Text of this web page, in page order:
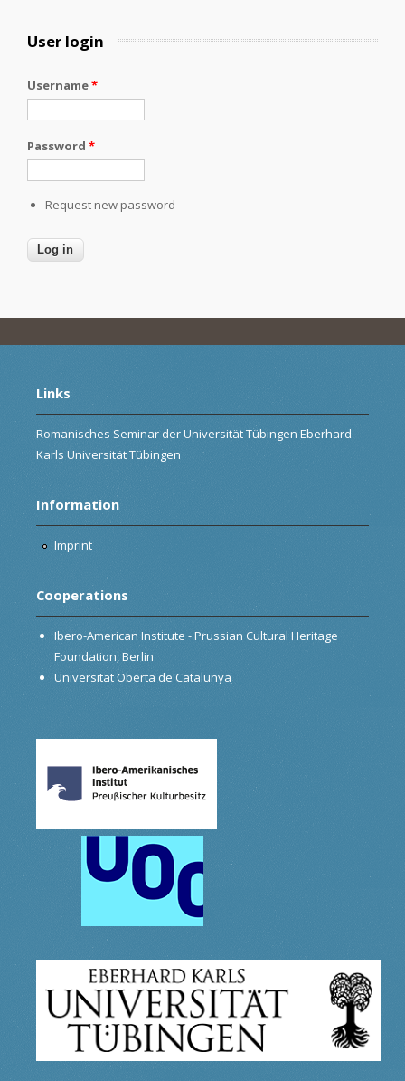
User login
Username*
Password *
Request new password
Links
Romanisches Seminar der Universität Tübingen Eberhard
Karls Universität Tübingen
Information
Imprint
Cooperations
Ibero-American Institute - Prussian Cultural Heritage
Foundation, Berlin
Universitat Oberta de Catalunya